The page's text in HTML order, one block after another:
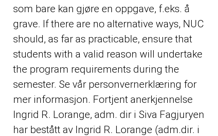
som bare kan gjøre en oppgave, f.eks. å
grave. If there are no alternative ways, NUC
should, as far as practicable, ensure that
students with a valid reason will undertake
the program requirements during the
semester. Se vår personvernerklæring for
mer informasjon. Fortjent anerkjennelse
Ingrid R. Lorange, adm. dir i Siva Fagjuryen
har bestått av Ingrid R. Lorange (adm.dir. i